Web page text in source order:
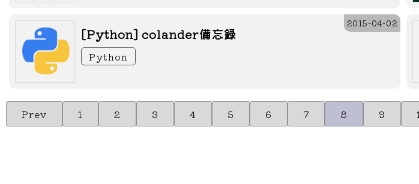
[Python] colander備忘録
2015-04-02
Python
Prev 1 2 3 4 5 6 7 8 9